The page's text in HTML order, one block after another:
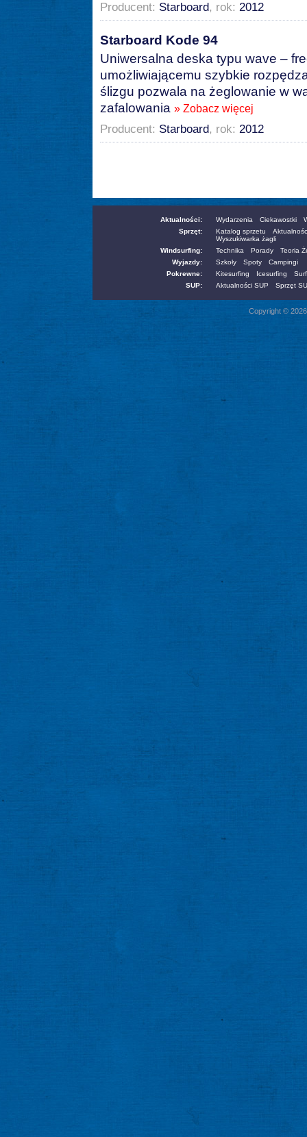
Producent: Starboard, rok: 2012
Starboard Kode 94
Uniwersalna deska typu wave –
umożliwiającemu szybkie
ślizgu pozwala na żeglowanie w
zafalowania » Zobacz więcej
Producent: Starboard, rok: 2012
Aktualności: Wydarzenia Ciekawostki
Sprzęt:
Katalog sprzetu
Wyszukiwarka żagli
Windsurfing:
Technika Porady
Teoria
Wyjazdy:
Szkoły Spoty
Campingi
Pokrewne:
Kitesurfing Icesurfing
SUP:
Aktualności SUP Sprzęt
Copyright ©